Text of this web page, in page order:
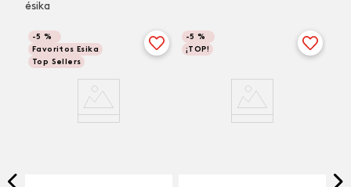
ésika
-5 %
Favoritos Esika
Top Sellers
-5 %
¡TOP!